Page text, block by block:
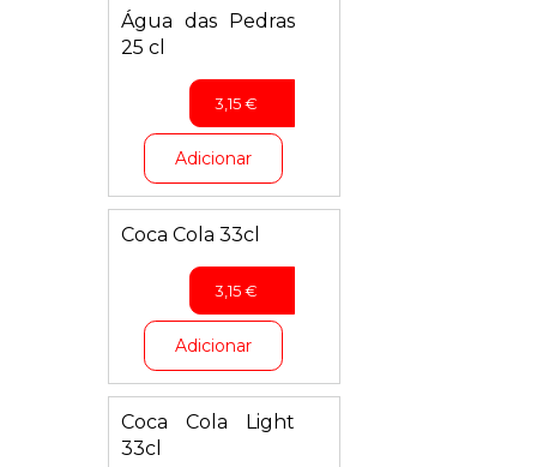
Água das Pedras
25 cl
3,15€
Adicionar
Coca Cola 33cl
3,15€
Adicionar
Coca Cola Light
33cl